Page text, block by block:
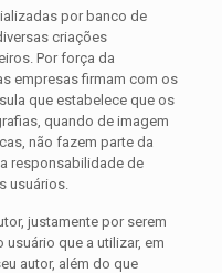
por banco de
criações
Por força da
empresas firmam com os
que estabelece que os
quando de imagem
não fazem parte da
responsabilidade de
usuários.
justamente por serem
que a utilizar, em
autor, além do que